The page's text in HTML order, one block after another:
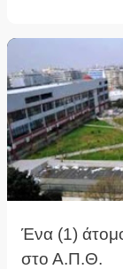
Ένα (1)
στο Α.Π.Θ.